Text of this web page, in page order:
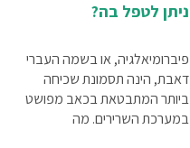
ניתן לטפל בה?
פיברומיאלגיה, או בשמה העברי
דאבת, הינה תסמונת שכיחה
ביותר המתבטאת בכאב מפושט
במערכת השרירים. מה